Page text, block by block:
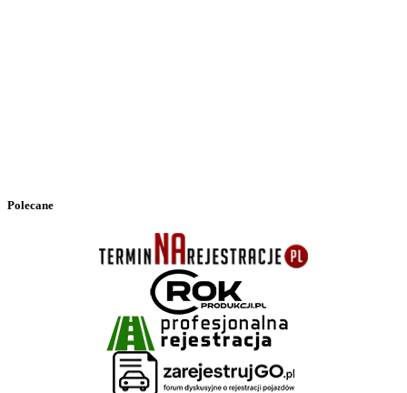
Polecane